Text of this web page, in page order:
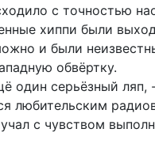
с точностью
хиппи были
и были
обвёртку.
один серьёзный ляп,
любительским
с чувством